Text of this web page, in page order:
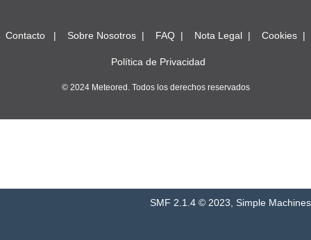
Contacto Sobre Nosotros FAQ Nota Legal Cookies
Política de Privacidad
© 2024 Meteored. Todos los derechos reservados
SMF 2.1.4 © 2023 Simple Machines